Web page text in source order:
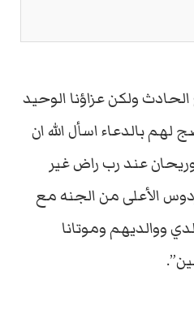
ولكن عزاؤنا الوحيد
بالدعاء اسأل الله ان
عند رب راض غير
الأعلى من الجنه مع
ووالديهم وموتانا